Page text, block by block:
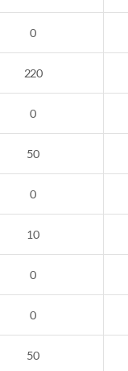
0
220
0
50
0
10
0
0
50